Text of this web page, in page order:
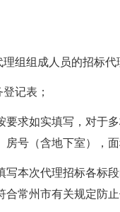
组组成人员的招标代
记表；
要求如实填写，对于
号（含地下室），
写本次代理招标各标
常州市有关规定防止